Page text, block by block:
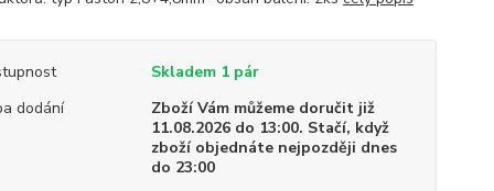
Skladem 1 pár
dodání
Zboží Vám můžeme doručit již
11.08.2026 do 13:00. Stačí, když
zboží objednáte nejpozději dnes
do 23:00